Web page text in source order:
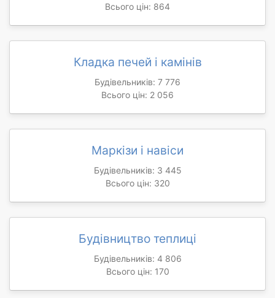
Всього цін: 864
Кладка печей і камінів
Будівельників: 7 776
Всього цін: 2 056
Маркізи і навіси
Будівельників: 3 445
Всього цін: 320
Будівництво теплиці
Будівельників: 4 806
Всього цін: 170